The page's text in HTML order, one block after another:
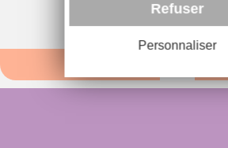
Refuser
Personnaliser